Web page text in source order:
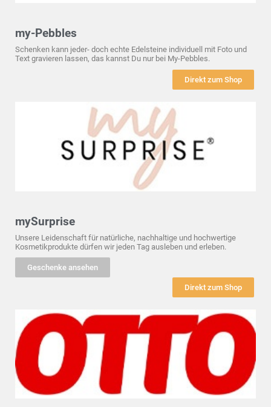
my-Pebbles
Schenken kann jeder- doch echte Edelsteine individuell mit Foto und
Text gravieren lassen, das kannst Du nur bei My-Pebbles.
Direkt zum Shop
mySurprise
Unsere Leidenschaft für natürliche, nachhaltige und hochwertige
Kosmetikprodukte dürfen wir jeden Tag ausleben und erleben.
Geschenke ansehen
Direkt zum Shop